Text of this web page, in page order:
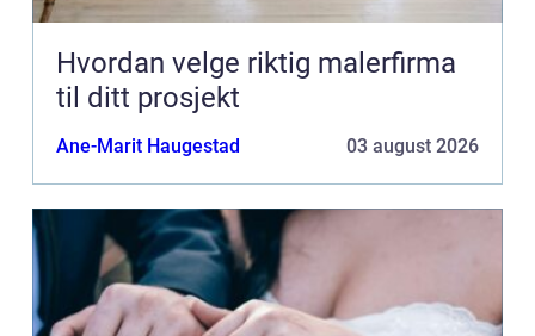
Hvordan velge riktig malerfirma
til ditt prosjekt
Ane-Marit Haugestad 03 august 2026